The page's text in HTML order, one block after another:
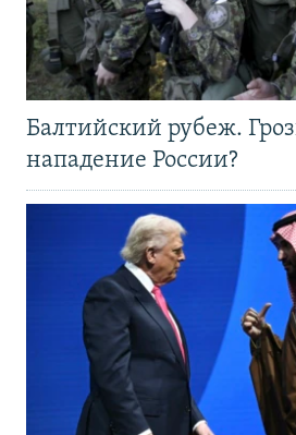
Балтийский рубеж.
нападение России?